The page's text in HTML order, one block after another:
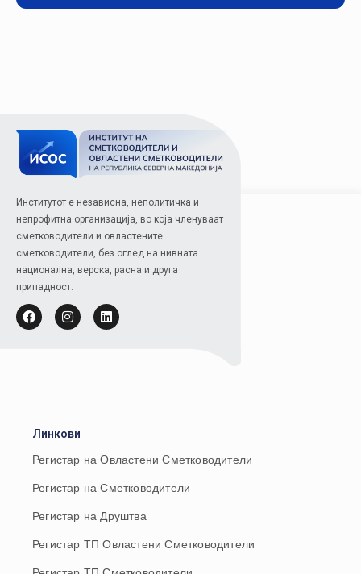
Институтот е независна, неполитичка и
непрофитна организација, во која членуваат
сметководители и овластените
сметководители, без оглед на нивната
национална, верска, расна и друга
припадност.
Линкови
Регистар на Овластени Сметководители
Регистар на Сметководители
Регистар на Друштва
Регистар ТП Овластени Сметководители